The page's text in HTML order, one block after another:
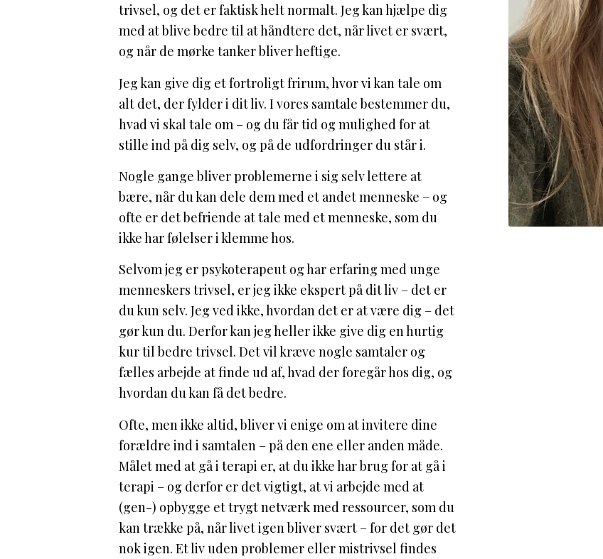
trivsel, og det er faktisk helt normalt. Jeg kan hjælpe dig
med at blive bedre til at håndtere det, når livet er svært,
og når de mørke tanker bliver heftige.
Jeg kan give dig et fortroligt frirum, hvor vi kan tale om
alt det, der fylder i dit liv. I vores samtale bestemmer du,
hvad vi skal tale om – og du får tid og mulighed for at
stille ind på dig selv, og på de udfordringer du står i.
Nogle gange bliver problemerne i sig selv lettere at
bære, når du kan dele dem med et andet menneske – og
ofte er det befriende at tale med et menneske, som du
ikke har følelser i klemme hos.
Selvom jeg er psykoterapeut og har erfaring med unge
menneskers trivsel, er jeg ikke ekspert på dit liv – det er
du kun selv. Jeg ved ikke, hvordan det er at være dig – det
gør kun du. Derfor kan jeg heller ikke give dig en hurtig
kur til bedre trivsel. Det vil kræve nogle samtaler og
fælles arbejde at finde ud af, hvad der foregår hos dig, og
hvordan du kan få det bedre.
Ofte, men ikke altid, bliver vi enige om at invitere dine
forældre ind i samtalen – på den ene eller anden måde.
Målet med at gå i terapi er, at du ikke har brug for at gå i
terapi – og derfor er det vigtigt, at vi arbejde med at
(gen-) opbygge et trygt netværk med ressourcer, som du
kan trække på, når livet igen bliver svært – for det gør det
nok igen. Et liv uden problemer eller mistrivsel findes